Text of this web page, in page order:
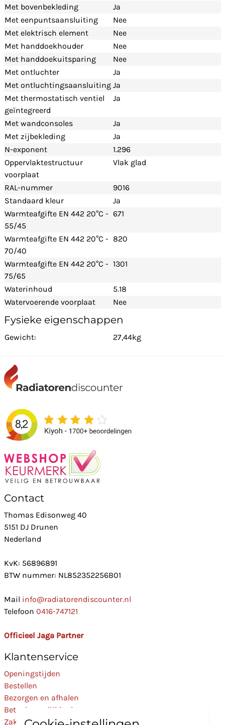
Met bovenbekleding
Ja
Met eenpuntsaansluiting
Nee
Met elektrisch element
Nee
Met handdoekhouder
Nee
Met handdoekuitsparing
Nee
Met ontluchter
Ja
Met ontluchtingsaansluiting Ja
Met thermostatisch ventiel
geïntegreerd
Ja
Met wandconsoles
Ja
Met zijbekleding
Ja
N-exponent
1.296
Oppervlaktestructuur
voorplaat
Vlak glad
RAL-nummer
9016
Standaard kleur
Ja
Warmteafgifte EN 442 20°C -
55/45
671
Warmteafgifte EN 442 20°C -
70/40
820
Warmteafgifte EN 442 20°C -
75/65
1301
Waterinhoud
5.18
Watervoerende voorplaat
Nee
Fysieke eigenschappen
Gewicht: 27,44kg
Contact
Thomas Edisonweg 40
5151 DJ Drunen
Nederland
KvK: 56896891
BTW nummer: NL852352256B01
Mail info@radiatorendiscounter.nl
Telefoon 0416-747121
Officieel Jaga Partner
Klantenservice
Openingstijden
Bestellen
Bezorgen en afhalen
Betaalmogelijkheden
Zakelijk